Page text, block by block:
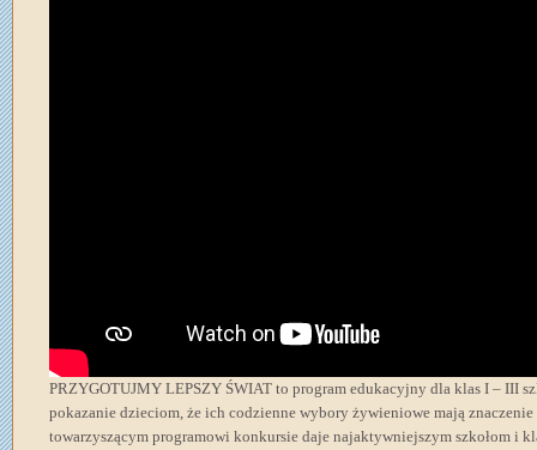
PRZYGOTUJMY LEPSZY ŚWIAT to program edukacyjny dla klas I – III
pokazanie dzieciom, że ich codzienne wybory żywieniowe mają
towarzyszącym programowi konkursie daje najaktywniejszym szkołom i